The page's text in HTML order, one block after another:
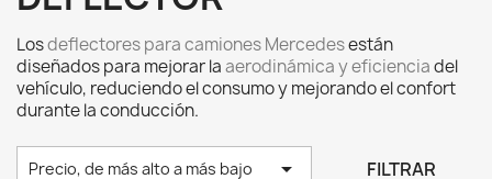
Losdeflectores para camiones Mercedesestán
diseñados para mejorar laaerodinámica y eficienciadel
vehículo, reduciendo el consumo y mejorando el confort
durante la conducción.
Precio, de más alto a más bajo  FILTRAR